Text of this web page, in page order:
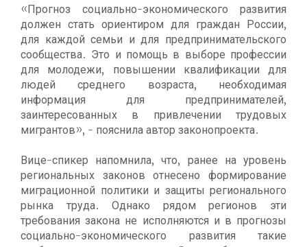
«Прогноз социально-экономического развития
должен стать ориентиром для граждан России,
для каждой семьи и для предпринимательского
сообщества. Это и помощь в выборе профессии
для молодежи, повышении квалификации для
людей среднего возраста, необходимая
информация для предпринимателей,
заинтересованных в привлечении трудовых
мигрантов», - пояснила автор законопроекта.
Вице-спикер напомнила, что, ранее на уровень
региональных законов отнесено формирование
миграционной политики и защиты регионального
рынка труда. Однако рядом регионов эти
требования закона не исполняются и в прогнозы
социально-экономического развития такие